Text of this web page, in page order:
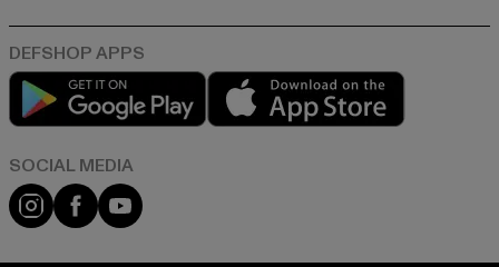
Play market
Instagram
FacebookYouTube